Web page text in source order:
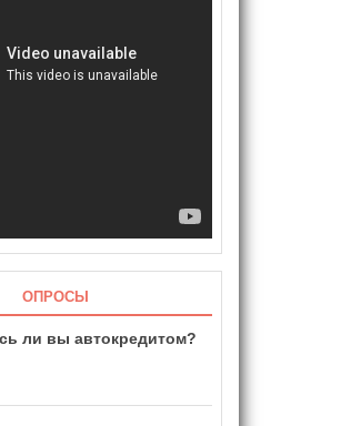
ОПРОСЫ
ли вы автокредитом?